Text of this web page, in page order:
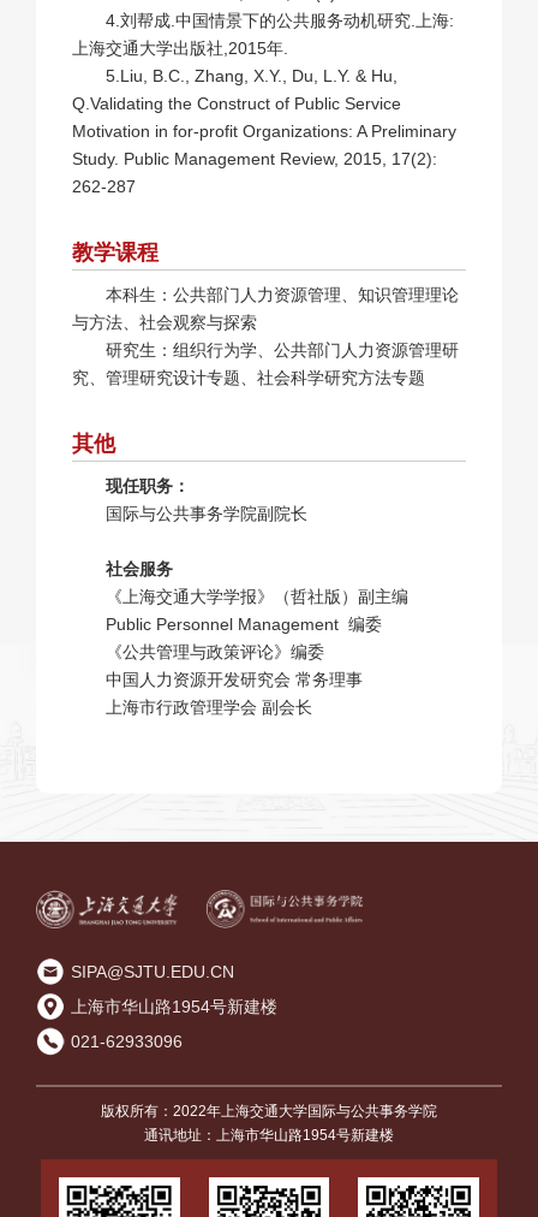
4.刘帮成.中国情景下的公共服务动机研究.上海:
上海交通大学出版社,2015年.
5.Liu, B.C., Zhang, X.Y., Du, L.Y. & Hu,
Q.Validating the Construct of Public Service
Motivation in for-profit Organizations: A Preliminary
Study. Public Management Review, 2015, 17(2):
262-287
教学课程
本科生：公共部门人力资源管理、知识管理理论
与方法、社会观察与探索
研究生：组织行为学、公共部门人力资源管理研
究、管理研究设计专题、社会科学研究方法专题
其他
现任职务：
国际与公共事务学院副院长
社会服务
《上海交通大学学报》（哲社版）副主编
Public Personnel Management 编委
《公共管理与政策评论》编委
中国人力资源开发研究会 常务理事
上海市行政管理学会 副会长
SIPA@SJTU.EDU.CN
上海市华山路1954号新建楼
021-62933096
版权所有：2022年上海交通大学国际与公共事务学院
通讯地址：上海市华山路1954号新建楼